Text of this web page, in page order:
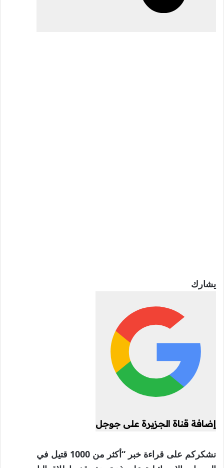
يشارك
إضافة قناة الجزيرة على جوجل
نشكركم على قراءة خبر “أكثر من 1000 قتيل في